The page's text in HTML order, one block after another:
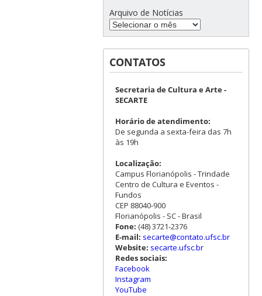
Arquivo de Notícias
CONTATOS
Secretaria de Cultura e Arte -
SECARTE
Horário de atendimento:
De segunda a sexta-feira das 7h
às 19h
Localização:
Campus Florianópolis - Trindade
Centro de Cultura e Eventos -
Fundos
CEP 88040-900
Florianópolis - SC - Brasil
Fone: (48) 3721-2376
E-mail: secarte@contato.ufsc.br
Website: secarte.ufsc.br
Redes sociais:
Facebook
Instagram
YouTube